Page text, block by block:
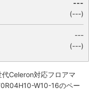
---
(---)
---
(---)
Celeron対応フロアマ
W10-16のペー